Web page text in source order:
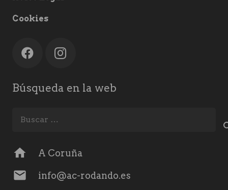
Cookies
Búsqueda en la web
home A Coruña
mail info@ac-rodando.es